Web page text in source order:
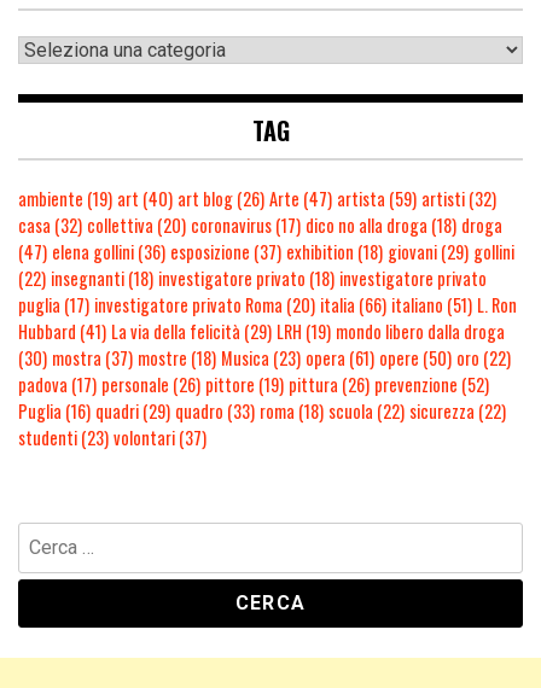
TAG
ambiente (19) art (40) art blog(26)Arte (47) artista (59) artisti(32)
casa (32) collettiva (20) coronavirus(17) dico no alla droga (18) droga
(47) elena gollini(36) esposizione (37) exhibition (18) giovani(29) gollini
(22) insegnanti(18) investigatore privato (18) investigatore privato
puglia (17) investigatore privato Roma (20) italia (66) italiano (51) L. Ron
Hubbard (41) La via della felicità (29) LRH (19) mondo libero dalla droga
(30) mostra (37) mostre (18) Musica (23) opera (61) opere (50) oro (22)
padova (17) personale (26) pittore (19) pittura (26) prevenzione (52)
Puglia (16) quadri(29) quadro (33) roma (18) scuola (22) sicurezza (22)
studenti(23)volontari(37)